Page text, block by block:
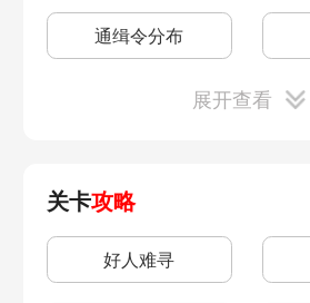
选择培养的角色
大招能量获取方法
五星角色节奏榜
停云星魂效果
通缉令分布
三重权限
展开查看
关卡攻略
好人难寻